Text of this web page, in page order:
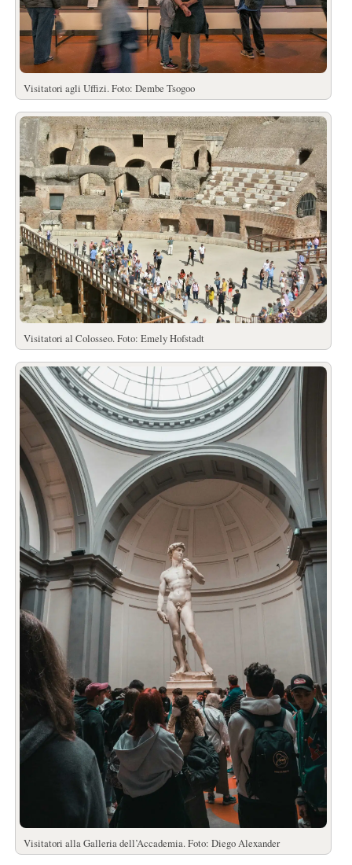
Visitatori agli Uffizi. Foto: Dembe Tsogoo
Visitatori al Colosseo. Foto: Emely Hofstadt
Visitatori alla Galleria dell’Accademia. Foto: Diego Alexander